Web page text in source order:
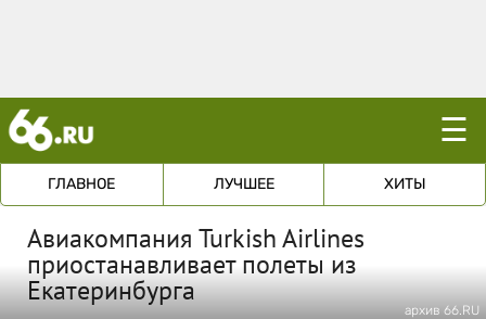
☰
ГЛАВНОЕ ЛУЧШЕЕ ХИТЫ
Авиакомпания Turkish Airlines
приостанавливает полеты из
Екатеринбурга
архив 66.RU